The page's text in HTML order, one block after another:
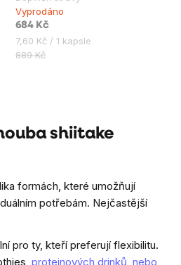
Vyprodáno
684 Kč
Měrná
cena:
7,60 Kč / 1 kapsle
889 Kč
prvky shiitake
formách, které umožňují
potřebám. Nejčastější
pro ty, kteří preferují flexibilitu.
proteinových drinků, nebo